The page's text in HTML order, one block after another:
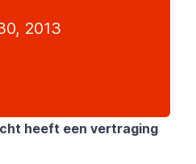
2013
heeft een vertraging